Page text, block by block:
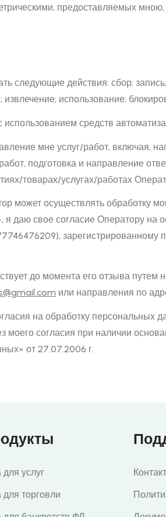
предоставляемых мною,
следующие действия: сбор;
использование;
средств
мне услуг/работ, включая,
подготовка и направление
товарах/услугах/работах
может осуществлять обработку
даю свое согласие Оператору на
зарегистрированному
до момента его отзыва
или направления по
на обработку персональных
моего согласия при наличии
от 27.07.2006 г.
для услуг
для торговли